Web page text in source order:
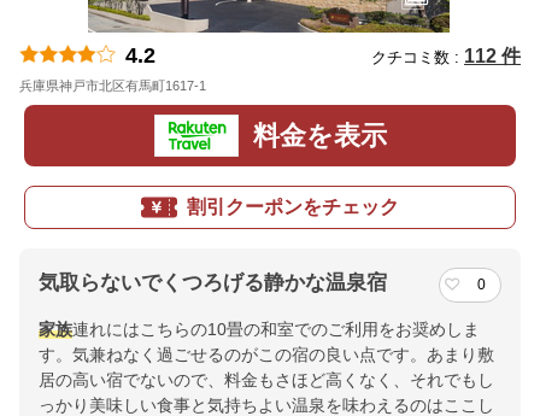
4.2 クチコミ数 : 112 件
兵庫県神戸市北区有馬町1617-1
料金を表示
割引クーポンをチェック
気取らないでくつろげる静かな温泉宿 0
家族連れにはこちらの10畳の和室でのご利用をお奨めしま
す。気兼ねなく過ごせるのがこの宿の良い点です。あまり敷
居の高い宿でないので、料金もさほど高くなく、それでもし
っかり美味しい食事と気持ちよい温泉を味わえるのはここし